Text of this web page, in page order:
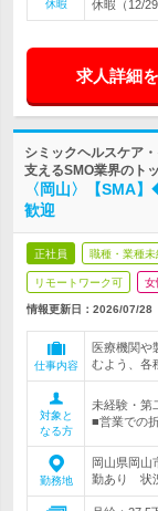
休暇
休暇（12/
求人詳細
シミックヘルスケア
支えるSMO業界のト
〈岡山〉【SMA
歓迎
正社員 職種・業種未
リモートワーク可 女
情報更新日：2026/07/28
仕事内容
医療機関や
むよう、各
対象と
なる方
未経験・第
■営業での
勤務地
岡山県岡
勤あり 状